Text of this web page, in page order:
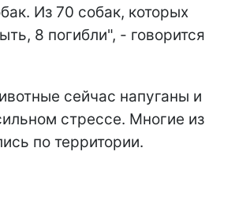
Из 70 собак, которых
8 погибли", - говорится
сейчас напуганы и
стрессе. Многие из
по территории.